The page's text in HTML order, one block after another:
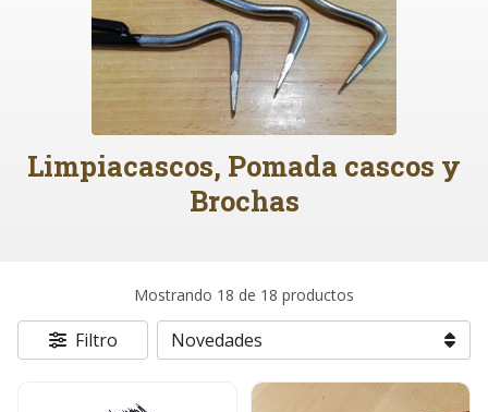
Limpiacascos, Pomada cascos y
Brochas
Mostrando 18 de 18 productos
Filtro